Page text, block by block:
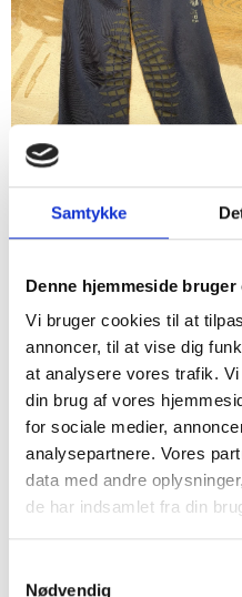
Samtykke
Denne hjemmeside bruger
Vi bruger cookies til at
annoncer, til at vise dig
at analysere vores trafik.
din brug af vores
for sociale medier,
analysepartnere. Vores
data med andre
de har indsamlet fra din
Nødvendig
Slagelse
Mørkebllå ridebukser med
grip str 140
STRYDER Trekking Stokke